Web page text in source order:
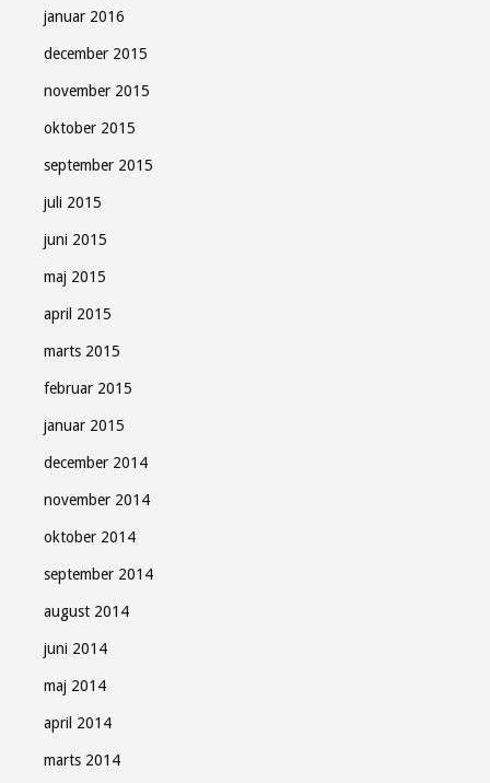
januar 2016
december 2015
november 2015
oktober 2015
september 2015
juli 2015
juni 2015
maj 2015
april 2015
marts 2015
februar 2015
januar 2015
december 2014
november 2014
oktober 2014
september 2014
august 2014
juni 2014
maj 2014
april 2014
marts 2014